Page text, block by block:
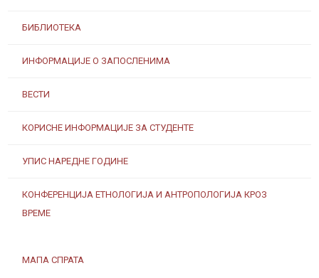
БИБЛИОТЕКА
ИНФОРМАЦИЈЕ О ЗАПОСЛЕНИМА
ВЕСТИ
КОРИСНЕ ИНФОРМАЦИЈЕ ЗА СТУДЕНТЕ
УПИС НАРЕДНЕ ГОДИНЕ
КОНФЕРЕНЦИЈА ЕТНОЛОГИЈА И АНТРОПОЛОГИЈА КРОЗ
ВРЕМЕ
МАПА СПРАТА